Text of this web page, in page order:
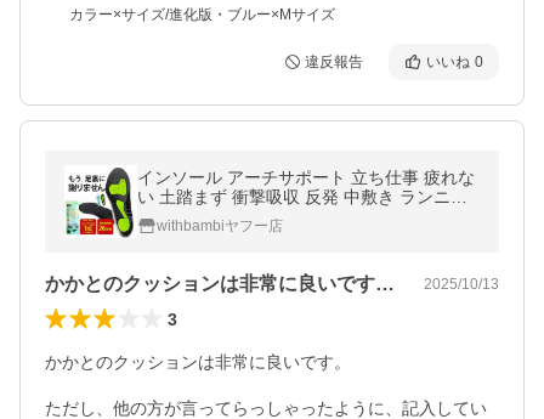
カラー×サイズ/進化版・ブルー×Mサイズ
違反報告 いいね 0
インソール アーチサポート 立ち仕事 疲れな
い 土踏まず 衝撃吸収 反発 中敷き ランニン
グ靴 偏平足 スポーツ 矯正 美脚 スニーカー
姿勢 爆買 ポイント利用
withbambiヤフー店
かかとのクッションは非常に良いです。た… 2025/10/13
3
かかとのクッションは非常に良いです。
ただし、他の方が言ってらっしゃったように、記入してい